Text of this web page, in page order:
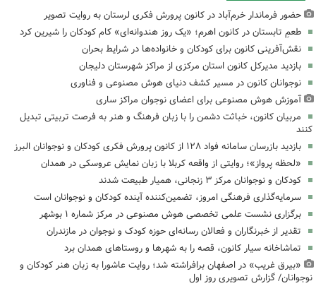
حضور فرماندار خرم‌آباد در کانون پرورش فکری لرستان به روایت تصویر
طعمِ تابستان در کانون اهرم؛ «یک روز هندوانه‌ای» کام کودکان را شیرین کرد
نقش‌آفرینی کانون برای کودکان و خانواده‌ها در شرایط بحران
بازدید مدیرکل کانون استان مرکزی از مراکز شهرستان دلیجان
نوجوانان کانون در مسیر کشف دنیای هوش مصنوعی و فناوری
آموزش هوش مصنوعی برای اعضای نوجوان مراکز ساری
مربیان کانون، خباثت دشمن را با زبان فرهنگ و هنر به فرصت تربیتی تبدیل
کنند
بازدید بازرسان سامانه فواد ۱۲۸ از کانون پرورش فکری کودکان و نوجوانان البرز
«لحظه پرواز»؛ روایتی از واقعه کربلا با زبان نمایش عروسکی در همدان
کودکان و نوجوانان مرکز ۳ زنجانی، همیار طبیعت شدند
سرمایه‌گذاری فرهنگی امروز، تضمین‌کننده آینده کودکان و نوجوانان است
برگزاری نشست علمی تخصصی هوش مصنوعی در مرکز شماره ۱ بوشهر
تقدیر از خبرنگاران و فعالان رسانه‌ای حوزه کودک و نوجوان در مازندران
تماشاخانه سیار کانون، قصه را به شهرها و روستاهای همدان برد
«بیرق غریب» در اصفهان برافراشته شد؛ روایت عاشورا به زبان هنر کودکان و
نوجوانان/ گزارش تصویری روز اول